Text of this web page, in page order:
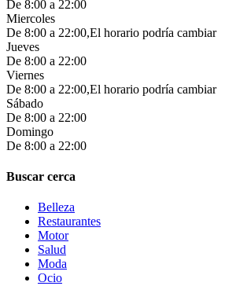
De 8:00 a 22:00
Miercoles
De 8:00 a 22:00,El horario podría cambiar
Jueves
De 8:00 a 22:00
Viernes
De 8:00 a 22:00,El horario podría cambiar
Sábado
De 8:00 a 22:00
Domingo
De 8:00 a 22:00
Buscar cerca
Belleza
Restaurantes
Motor
Salud
Moda
Ocio